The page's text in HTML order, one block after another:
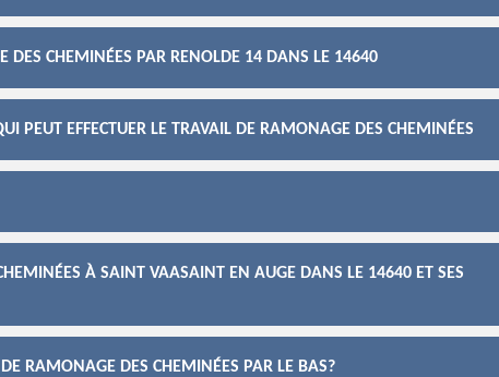
DES CHEMINÉES PAR RENOLDE 14 DANS LE 14640
PEUT EFFECTUER LE TRAVAIL DE RAMONAGE DES CHEMINÉES
À SAINT VAASAINT EN AUGE DANS LE 14640 ET SES
RAMONAGE DES CHEMINÉES PAR LE BAS?